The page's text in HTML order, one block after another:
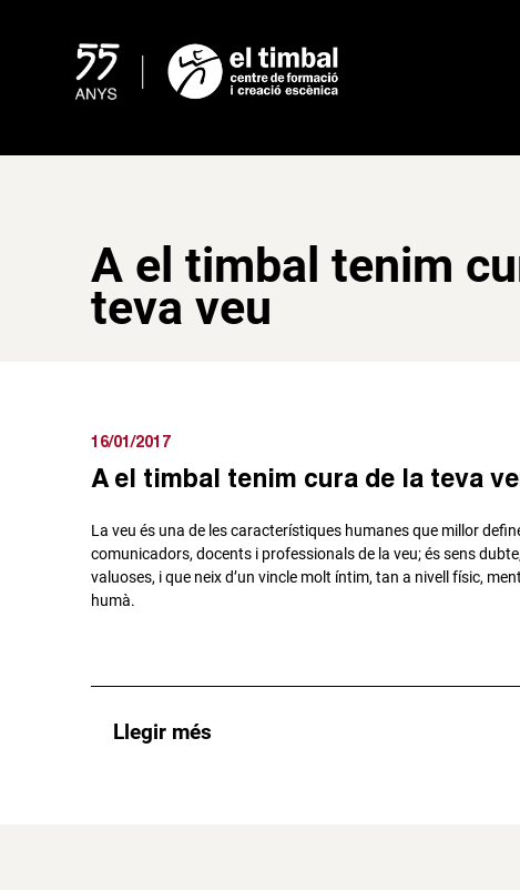
A el timbal tenim
teva veu
16/01/2017
A el timbal tenim cura de la teva
La veu és una de les característiques humanes que millor
comunicadors, docents i professionals de la veu; és sens
valuoses, i que neix d’un vincle molt íntim, tan a nivell físic,
humà.
Llegir més